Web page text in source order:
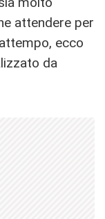
attendere per
ecco
da